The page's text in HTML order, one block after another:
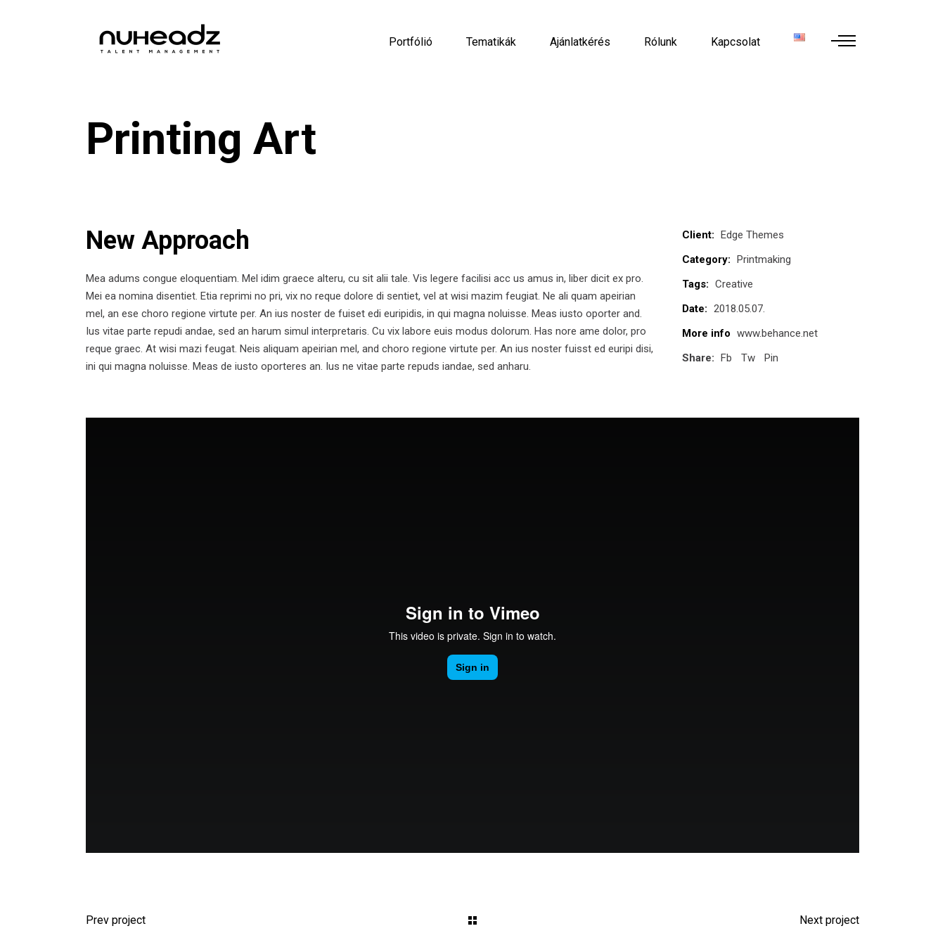
Portfólió Tematikák Ajánlatkérés Rólunk Kapcsolat
Printing Art
New Approach
Mea adums congue eloquentiam. Mel idim graece alteru, cu sit alii tale. Vis legere facilisi acc us amus in, liber dicit ex pro.
Mei ea nomina disentiet. Etia reprimi no pri, vix no reque dolore di sentiet, vel at wisi mazim feugiat. Ne ali quam apeirian
mel, an ese choro regione virtute per. An ius noster de fuiset edi euripidis, in qui magna noluisse. Meas iusto oporter and.
Ius vitae parte repudi andae, sed an harum simul interpretaris. Cu vix labore euis modus dolorum. Has nore ame dolor, pro
reque graec. At wisi mazi feugat. Neis aliquam apeirian mel, and choro regione virtute per. An ius noster fuisst ed euripi disi,
ini qui magna noluisse. Meas de iusto oporteres an. Ius ne vitae parte repuds iandae, sed anharu.
Client: Edge Themes
Category: Printmaking
Tags: Creative
Date: 2018.05.07.
More info www.behance.net
Share: Fb Tw Pin
Prev project Next project